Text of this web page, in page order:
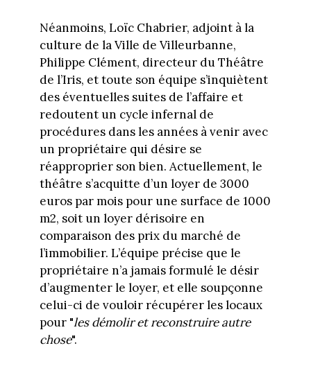
Néanmoins, Loïc Chabrier, adjoint à la
culture de la Ville de Villeurbanne,
Philippe Clément, directeur du Théâtre
de l’Iris, et toute son équipe s’inquiètent
des éventuelles suites de l’affaire et
redoutent un cycle infernal de
procédures dans les années à venir avec
un propriétaire qui désire se
réapproprier son bien. Actuellement, le
théâtre s’acquitte d’un loyer de 3000
euros par mois pour une surface de 1000
m2, soit un loyer dérisoire en
comparaison des prix du marché de
l’immobilier. L’équipe précise que le
propriétaire n’a jamais formulé le désir
d’augmenter le loyer, et elle soupçonne
celui-ci de vouloir récupérer les locaux
pour "les démolir et reconstruire autre
chose".